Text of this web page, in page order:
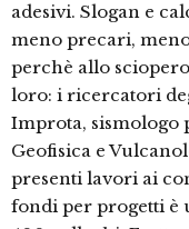
adesivi. Slogan e
meno precari,
perchè allo
loro: i ricercatori
Improta, sismologo
Geofisica e
presenti lavori ai
fondi per progetti è